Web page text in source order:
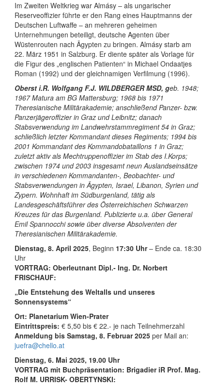
Im Zweiten Weltkrieg war Almásy – als ungarischer
Reserveoffizier führte er den Rang eines Hauptmanns der
Deutschen Luftwaffe – an mehreren geheimen
Unternehmungen beteiligt, deutsche Agenten über
Wüstenrouten nach Ägypten zu bringen. Almásy starb am
22. März 1951 in Salzburg. Er diente später als Vorlage für
die Figur des „englischen Patienten“ in Michael Ondaatjes
Roman (1992) und der gleichnamigen Verfilmung (1996).
Oberst i.R. Wolfgang F.J. WILDBERGER MSD, geb. 1948;
1967 Matura am BG Mattersburg; 1968 bis 1971
Theresianische Militärakademie; anschließend Panzer- bzw.
Panzerjägeroffizier in Graz und Leibnitz; danach
Stabsverwendung im Landwehrstammregiment 54 in Graz;
schließlich letzter Kommandant dieses Regiments; 1994 bis
2001 Kommandant des Kommandobataillons 1 in Graz;
zuletzt aktiv als Mechtruppenoffizier im Stab des I.Korps;
zwischen 1974 und 2003 insgesamt neun Auslandseinsätze
in verschiedenen Kommandanten-, Beobachter- und
Stabsverwendungen in Ägypten, Israel, Libanon, Syrien und
Zypern. Wohnhaft im Südburgenland, tätig als
Landesgeschäftsführer des Österreichischen Schwarzen
Kreuzes für das Burgenland. Publizierte u.a. über General
Emil Spannocchi sowie über diverse Absolventen der
Theresianischen Militärakademie.
Dienstag, 8. April 2025, Beginn 17:30 Uhr– Ende ca. 18:30
Uhr
VORTRAG: Oberleutnant Dipl.- Ing. Dr. Norbert
FRISCHAUF:
„Die Entstehung des Weltalls und unseres
Sonnensystems“
Ort: Planetarium Wien-Prater
Eintrittspreis: € 5,50 bis € 22.- je nach Teilnehmerzahl
Anmeldung bis Samstag, 8. Februar 2025 per Mail an:
juefra@chello.at
Dienstag, 6. Mai 2025, 19.00 Uhr
VORTRAG mit Buchpräsentation: Brigadier iR Prof. Mag.
Rolf M. URRISK- OBERTYNSKI: